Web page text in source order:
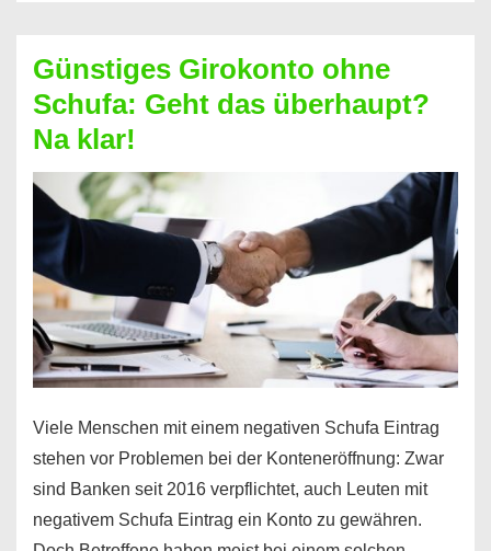
dabei
profitieren
–
So
funktioniert’s
Günstiges Girokonto ohne
Schufa: Geht das überhaupt?
Na klar!
Viele Menschen mit einem negativen Schufa Eintrag
stehen vor Problemen bei der Konteneröffnung: Zwar
sind Banken seit 2016 verpflichtet, auch Leuten mit
negativem Schufa Eintrag ein Konto zu gewähren.